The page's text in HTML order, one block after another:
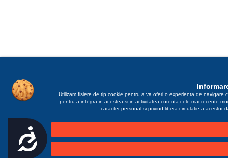
Accesibilitate
Utilizam fisiere de tip cookie pentru a va oferi o experienta de navigare
pentru a integra in acestea si in activitatea curenta cele mai recente
caracter personal si privind libera circulatie a acestor